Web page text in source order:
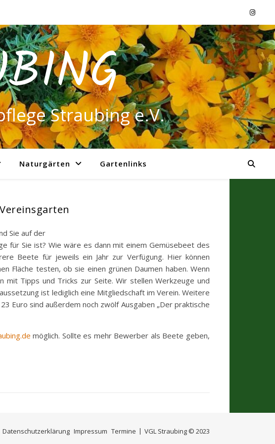
Straubing e.V.
Naturgärten Gartenlinks
Sie auf der
für Sie ist? Wie wäre es dann mit einem Gemüsebeet des
Beete für jeweils ein Jahr zur Verfügung. Hier können
Fläche testen, ob sie einen grünen Daumen haben. Wenn
mit Tipps und Tricks zur Seite. Wir stellen Werkzeuge und
ist lediglich eine Mitgliedschaft im Verein. Weitere
Euro sind außerdem noch zwölf Ausgaben „Der praktische
möglich. Sollte es mehr Bewerber als Beete geben,
VGL Straubing © 2023
Datenschutzerklärung Impressum Termine